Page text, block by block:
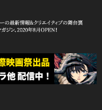
cowai コ